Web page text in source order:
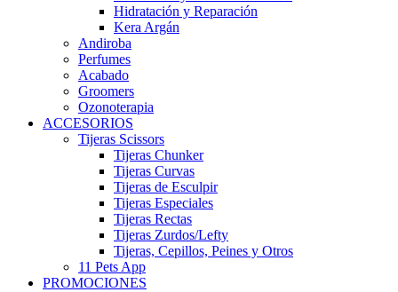
Hidratación y Reparación
Kera Argán
Andiroba
Perfumes
Acabado
Groomers
Ozonoterapia
ACCESORIOS
Tijeras Scissors
Tijeras Chunker
Tijeras Curvas
Tijeras de Esculpir
Tijeras Especiales
Tijeras Rectas
Tijeras Zurdos/Lefty
Tijeras, Cepillos, Peines y Otros
11 Pets App
PROMOCIONES